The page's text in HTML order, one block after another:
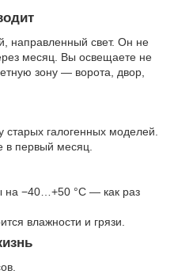
направленный свет. Он не
месяц. Вы освещаете не
зону — ворота, двор,
галогенных моделей.
в первый месяц.
на −40…+50 °C — как раз
влажности и грязи.